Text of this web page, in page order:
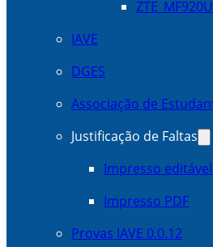
ZTE_MF920U
IAVE
DGES
Associação de
Justificação de Faltas
Impresso editável
Impresso PDF
Provas IAVE 0.0.12